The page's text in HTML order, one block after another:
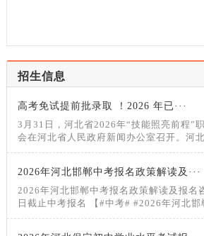
招生信息
高考免试提前批录取 ！2026 年已···
3月31日，河北省2026年“技能照亮前程”
会在河北省人民政府新闻办公室召开。河
施“技能照亮前程”职业技能竞赛为进一步
平，选树世赛国赛人才
2026年河北邯郸中考报名政策解读及···
2026年河北邯郸中考报名政策解读及报名
日截止中考报名 【#中考# #2026年河北邯